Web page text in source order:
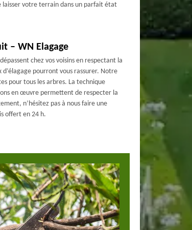
laisser votre terrain dans un parfait état
– WN Elagage
chez vos voisins en respectant la
pourront vous rassurer. Notre
pour tous les arbres. La technique
en œuvre permettent de respecter la
n’hésitez pas à nous faire une
offert en 24 h.